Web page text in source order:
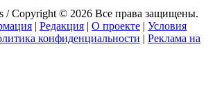
/ Copyright © 2026 Все права защищены.
| Редакция | О проекте | Условия
конфиденциальности | Реклама на